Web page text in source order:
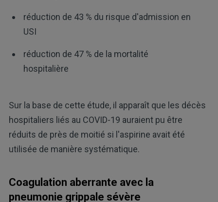
réduction de 43 % du risque d'admission en
USI
réduction de 47 % de la mortalité
hospitalière
Sur la base de cette étude, il apparaît que les décès
hospitaliers liés au COVID-19 auraient pu être
réduits de près de moitié si l'aspirine avait été
utilisée de manière systématique.
Coagulation aberrante avec la
pneumonie grippale sévère